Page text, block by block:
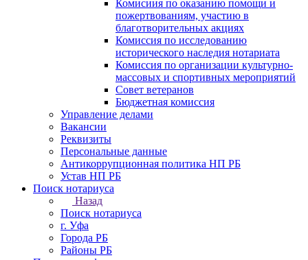
Комисиия по оказанию помощи и
пожертвованиям, участию в
благотворительных акциях
Комиссия по исследованию
исторического наследия нотариата
Комиссия по организации культурно-
массовых и спортивных мероприятий
Совет ветеранов
Бюджетная комиссия
Управление делами
Вакансии
Реквизиты
Персональные данные
Антикоррупционная политика НП РБ
Устав НП РБ
Поиск нотариуса
Назад
Поиск нотариуса
г. Уфа
Города РБ
Районы РБ